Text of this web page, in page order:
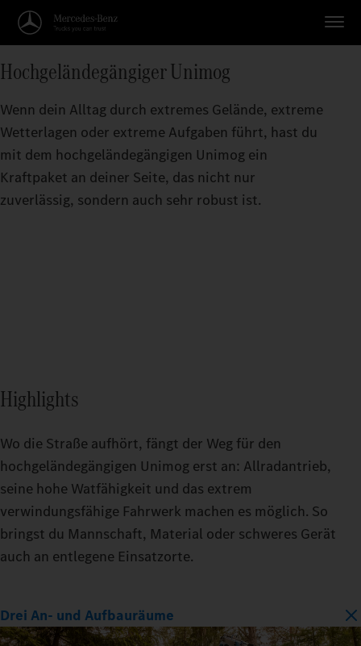
Hochgeländegängiger Unimog
Wenn dein Alltag durch extremes Gelände, extreme
Wetterlagen oder extreme Aufgaben führt, hast du
mit dem hochgeländegängigen Unimog ein
Kraftpaket an deiner Seite, das nicht nur
zuverlässig, sondern auch sehr robust ist.
Highlights
Wo die Straße aufhört, fängt der Weg für den
hochgeländegängigen Unimog erst an: Allradantrieb,
seine hohe Watfähigkeit und das extrem
verwindungsfähige Fahrwerk machen es möglich. So
bringst du Mannschaft, Material oder schweres Gerät
auch an entlegene Einsatzorte.
Drei An- und Aufbauräume